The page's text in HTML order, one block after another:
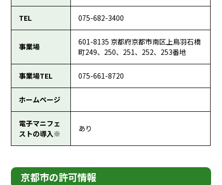
TEL 075-682-3400
事業場
601-8135 京都府京都市南区上鳥羽石橋
町249、250、251、252、253番地
事業場TEL 075-661-8720
ホームページ
電子マニフェ
ストの導入※
あり
京都市の許可情報